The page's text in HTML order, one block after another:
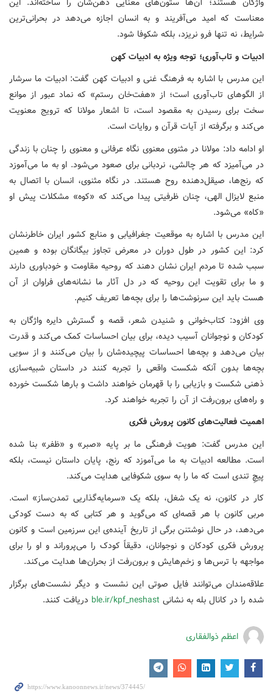
واژگان هستند؛ آن‌ها ستون‌های معنایی ذهن‌شان را ساخته‌اند. این
معناست که امید می‌آفریند و به انسان اجازه می‌دهد در بحرانی‌ترین
شرایط، نه تنها فرو نریزد، بلکه شکوفا شود.
ادبیات و تاب‌آوری؛ توجه ویژه به ادبیات کهن
این مدرس با اشاره به فرهنگ غنی و ادبیات کهن گفت: ادبیات ما سرشار
از الگوهای تاب‌آوری است؛ از «هفت‌خان رستم» که نماد عبور از موانع
سخت برای رسیدن به مقصود است، تا اشعار مولانا که ترویج معنویت
می‌کند و برگرفته از آیات قرآن و روایات است.
او ادامه داد: مولانا در مثنوی معنوی نگاه عرفانی و معنوی را چنان با زندگی
در می‌آمیزد که هر چالشی، نردبانی برای صعود می‌شود. او به ما می‌آموزد
که رنج‌ها، صیقل‌دهنده روح هستند. در نگاه مثنوی، انسان با اتصال به
منبع لایزال الهی، چنان ظرفیتی پیدا می‌کند که «کوه» مشکلات پیش او
«کاه» می‌شود.
این مدرس با اشاره به موقعیت جغرافیابی و منابع کشور ایران خاطرنشان
کرد: این کشور در طول دوران در معرض تجاوز بیگانگان بوده و همین
سبب شده تا مردم ایران نشان دهند که روحیه مقاومت و خودباوری دارند
و ما برای تقویت این روحیه که در دل آثار ما نشانه‌های فراوان از آن
هست باید این سرنوشت‌ها را برای بچه‌ها تعریف کنیم.
وی افزود: کتاب‌خوانی و شنیدن شعر، قصه و گسترش دایره واژگان به
کودکان و نوجوانان آسیب دیده، برای بیان احساسات کمک می‌کند و قدرت
بیان می‌دهد و بچه‌ها احساسات پیچیده‌شان را بیان می‌کنند و از سویی
بچه‌ها بدون آنکه شکست واقعی را تجربه کنند در داستان شبیه‌سازی
ذهنی شکست و بازیابی را با قهرمان خواهند داشت و بارها شکست خورده
و راه‌های برون‌رفت از آن را تجربه خواهند کرد.
اهمیت فعالیت‌های کانون پرورش فکری
این مدرس گفت: هویت فرهنگی ما بر پایه «صبر» و «ظفر» بنا شده
است. مطالعه ادبیات به ما می‌آموزد که رنج، پایان داستان نیست، بلکه
پیچِ تندی است که ما را به سوی شکوفایی هدایت می‌کند.
کار در کانون، نه یک شغل، بلکه یک «سرمایه‌گذاریی تمدن‌ساز» است.
مربی کانون با هر قصه‌ای که می‌گوید و هر کتابی که به دست کودکی
می‌دهد، در حال نوشتنن برگی از تاریخ آینده‌ی این سرزمین است و کانون
پرورش فکری کودکان و نوجوانان، دقیقاً کودک را می‌پروراند و او را برای
مواجهه با ترس‌ها و زخم‌هایش و برون‌رفت از بحران‌ها هدایت می‌کند.
علاقه‌مندان می‌توانند فایل صوتی این نشست و دیگر نشست‌های برگزار
شده را در کانال بله به نشانی ble.ir/kpf_neshast دریافت کنند.
اعظم ذوالفقاری